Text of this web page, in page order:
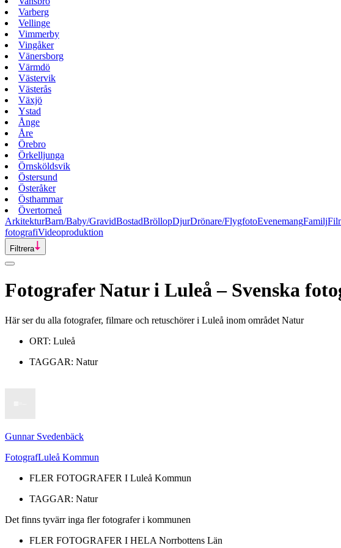
Varberg
Vellinge
Vimmerby
Vingåker
Vänersborg
Värmdö
Västervik
Västerås
Växjö
Ystad
Ånge
Åre
Örebro
Örkelljunga
Örnsköldsvik
Östersund
Österåker
Östhammar
Övertorneå
ArkitekturBarn/Baby/GravidBostadBröllopDjurDrönare/FlygfotoEvenemangFamilj
fotografiVideoproduktion
Filtrera
FotograferNaturi Luleå– Svenska
Här ser du alla fotografer, filmare och retuschörer i Luleå inom området Natur
ORT: Luleå
TAGGAR: Natur
Gunnar Svedenbäck
FotografLuleå Kommun
FLER FOTOGRAFER I Luleå Kommun
TAGGAR: Natur
Det finns tyvärr inga fler fotografer i kommunen
FLER FOTOGRAFER I HELA Norrbottens Län